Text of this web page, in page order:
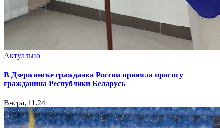
Актуально
В Дзержинске гражданка России приняла присягу
гражданина Республики Беларусь
Вчера, 11:24